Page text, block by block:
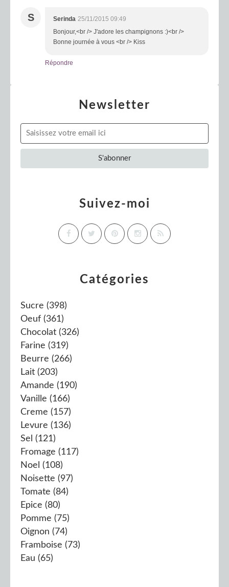
S Serinda 25/11/2015 09:49
Bonjour,<br /> J'adore les champignons :)<br />
Bonne journée à vous <br /> Kiss
Répondre
Newsletter
Catégories
Sucre (398)
Oeuf (361)
Chocolat (326)
Farine (319)
Beurre (266)
Lait (203)
Amande (190)
Vanille (166)
Creme (157)
Levure (136)
Sel (121)
Fromage (117)
Noel (108)
Noisette (97)
Tomate (84)
Epice (80)
Pomme (75)
Oignon (74)
Framboise (73)
Eau (65)
Suivez-moi